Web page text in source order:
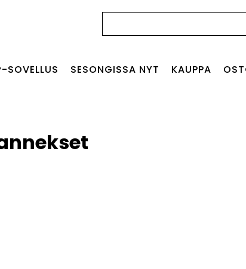
SOVELLUS SESONGISSA NYT KAUPPA